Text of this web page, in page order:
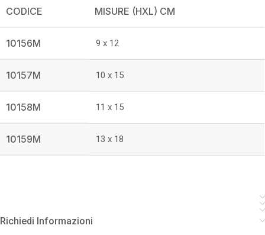
CODICE MISURE (HXL) CM
10156M 9 x 12
10157M 10 x 15
10158M 11 x 15
10159M 13 x 18
Richiedi Informazioni